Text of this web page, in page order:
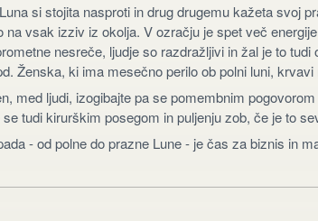
si stojita nasproti in drug drugemu kažeta svoj
na vsak izziv iz okolja. V ozračju je spet več
nesreče, ljudje so razdražljivi in žal je to
Ženska, ki ima mesečno perilo ob polni luni,
med ljudi, izogibajte pa se pomembnim
se tudi kirurškim posegom in puljenju zob, če je to
- od polne do prazne Lune - je čas za biznis in